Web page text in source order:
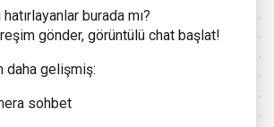
burada mı?
gönder, görüntülü chat başlat!
gelişmiş:
sohbet